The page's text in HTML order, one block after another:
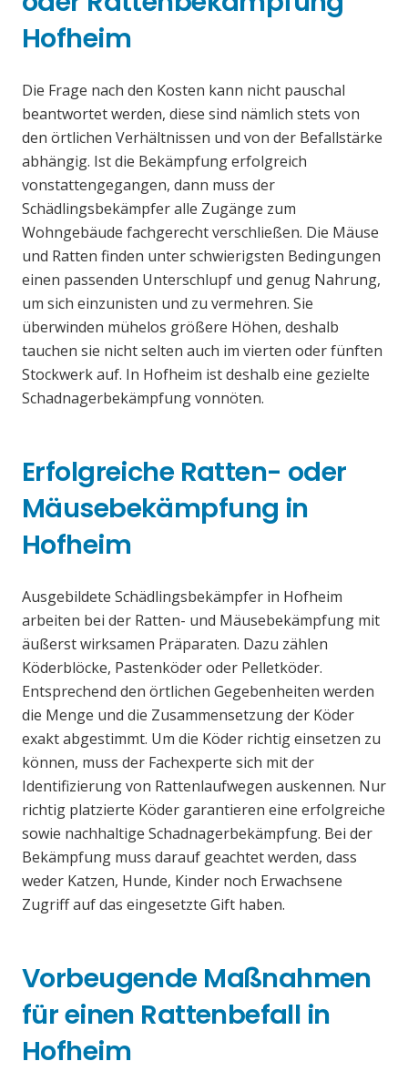
Hofheim
Die Frage nach den Kosten kann nicht pauschal
beantwortet werden, diese sind nämlich stets von
den örtlichen Verhältnissen und von der Befallstärke
abhängig. Ist die Bekämpfung erfolgreich
vonstattengegangen, dann muss der
Schädlingsbekämpfer alle Zugänge zum
Wohngebäude fachgerecht verschließen. Die Mäuse
und Ratten finden unter schwierigsten Bedingungen
einen passenden Unterschlupf und genug Nahrung,
um sich einzunisten und zu vermehren. Sie
überwinden mühelos größere Höhen, deshalb
tauchen sie nicht selten auch im vierten oder fünften
Stockwerk auf. In Hofheim ist deshalb eine gezielte
Schadnagerbekämpfung vonnöten.
Erfolgreiche Ratten- oder
Mäusebekämpfung in
Hofheim
Ausgebildete Schädlingsbekämpfer in Hofheim
arbeiten bei der Ratten- und Mäusebekämpfung mit
äußerst wirksamen Präparaten. Dazu zählen
Köderblöcke, Pastenköder oder Pelletköder.
Entsprechend den örtlichen Gegebenheiten werden
die Menge und die Zusammensetzung der Köder
exakt abgestimmt. Um die Köder richtig einsetzen zu
können, muss der Fachexperte sich mit der
Identifizierung von Rattenlaufwegen auskennen. Nur
richtig platzierte Köder garantieren eine erfolgreiche
sowie nachhaltige Schadnagerbekämpfung. Bei der
Bekämpfung muss darauf geachtet werden, dass
weder Katzen, Hunde, Kinder noch Erwachsene
Zugriff auf das eingesetzte Gift haben.
Vorbeugende Maßnahmen
für einen Rattenbefall in
Hofheim